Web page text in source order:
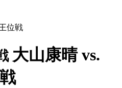
位戦
大山康晴 vs.